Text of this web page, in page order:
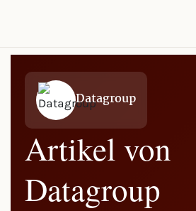
Artikel von
Datagroup
Datagroup